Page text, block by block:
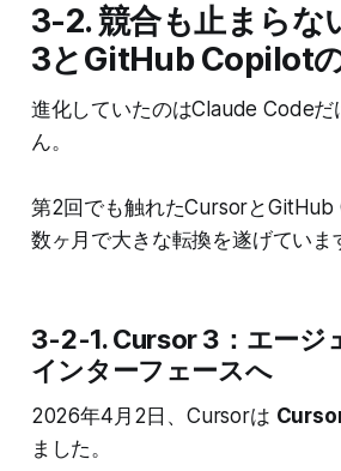
3-2. 競合も止まら
3とGitHub Copilot
進化していたのはClaude Codeだ
ん。
第2回でも触れたCursorとGitHub
数ヶ月で大きな転換を遂げていま
3-2-1. Cursor 3：エージ
インターフェースへ
2026年4月2日、Cursorは
ました。